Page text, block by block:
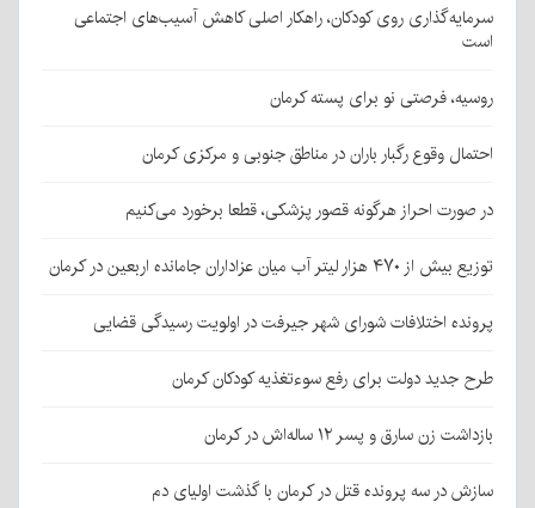
سرمایه‌گذاری روی کودکان، راهکار اصلی کاهش آسیب‌های اجتماعی
است
روسیه، فرصتی نو برای پسته کرمان
احتمال وقوع رگبار باران در مناطق جنوبی و مرکزی کرمان
در صورت احراز هرگونه قصور پزشکی، قطعا برخورد می‌کنیم
توزیع بیش از ۴۷۰ هزار لیتر آب میان عزاداران جامانده اربعین در کرمان
پرونده اختلافات شورای شهر جیرفت در اولویت رسیدگی قضایی
طرح جدید دولت برای رفع سوءتغذیه کودکان کرمان
بازداشت زن سارق و پسر ۱۲ ساله‌اش در کرمان
سازش در سه پرونده قتل در کرمان با گذشت اولیای دم